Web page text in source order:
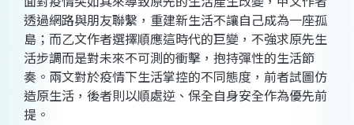
透過網路與朋友聯繫，重建新生活不讓自己成為一座孤
島；而乙文作者選擇順應這時代的巨變，不強求原先生
活步調而是對未來不可測的衝擊，抱持彈性的生活節
奏。兩文對於疫情下生活掌控的不同態度，前者試圖仿
造原生活，後者則以順處逆、保全自身安全作為優先前
提。